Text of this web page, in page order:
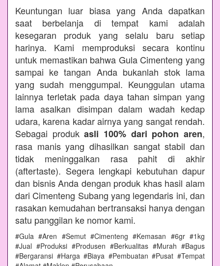
Keuntungan luar biasa yang Anda dapatkan
saat berbelanja di tempat kami adalah
kesegaran produk yang selalu baru setiap
harinya. Kami memproduksi secara kontinu
untuk memastikan bahwa Gula Cimenteng yang
sampai ke tangan Anda bukanlah stok lama
yang sudah menggumpal. Keunggulan utama
lainnya terletak pada daya tahan simpan yang
lama asalkan disimpan dalam wadah kedap
udara, karena kadar airnya yang sangat rendah.
Sebagai produkasli 100% dari pohon aren,
rasa manis yang dihasilkan sangat stabil dan
tidak meninggalkan rasa pahit di akhir
(aftertaste). Segera lengkapi kebutuhan dapur
dan bisnis Anda dengan produk khas hasil alam
dari Cimenteng Subang yang legendaris ini, dan
rasakan kemudahan bertransaksi hanya dengan
satu panggilan ke nomor kami.
#Gula #Aren #Semut #Cimenteng #Kemasan #6gr #1kg
#Jual #Produksi #Produsen #Berkualitas #Murah #Bagus
#Bergaransi #Harga #Biaya #Pembuatan #Pusat #Tempat